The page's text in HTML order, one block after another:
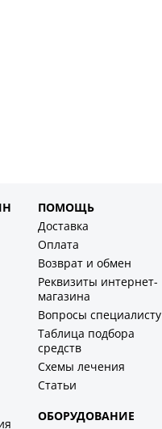
ПОМОЩЬ
Доставка
Оплата
Возврат и обмен
Реквизиты интернет-
магазина
Вопросы специалисту
Таблица подбора
средств
Схемы лечения
Статьи
ОБОРУДОВАНИЕ